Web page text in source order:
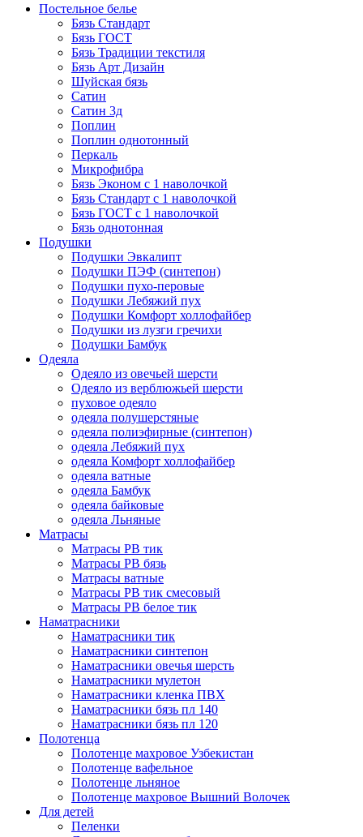
Постельное белье
Бязь Стандарт
Бязь ГОСТ
Бязь Традиции текстиля
Бязь Арт Дизайн
Шуйская бязь
Сатин
Сатин 3д
Поплин
Поплин однотонный
Перкаль
Микрофибра
Бязь Эконом с 1 наволочкой
Бязь Стандарт с 1 наволочкой
Бязь ГОСТ с 1 наволочкой
Бязь однотонная
Подушки
Подушки Эвкалипт
Подушки ПЭФ (синтепон)
Подушки пухо-перовые
Подушки Лебяжий пух
Подушки Комфорт холлофайбер
Подушки из лузги гречихи
Подушки Бамбук
Одеяла
Одеяло из овечьей шерсти
Одеяло из верблюжьей шерсти
пуховое одеяло
одеяла полушерстяные
одеяла полиэфирные (синтепон)
одеяла Лебяжий пух
одеяла Комфорт холлофайбер
одеяла ватные
одеяла Бамбук
одеяла байковые
одеяла Льняные
Матрасы
Матрасы РВ тик
Матрасы РВ бязь
Матрасы ватные
Матрасы РВ тик смесовый
Матрасы РВ белое тик
Наматрасники
Наматрасники тик
Наматрасники синтепон
Наматрасники овечья шерсть
Наматрасники мулетон
Наматрасники кленка ПВХ
Наматрасники бязь пл 140
Наматрасники бязь пл 120
Полотенца
Полотенце махровое Узбекистан
Полотенце вафельное
Полотенце льняное
Полотенце махровое Вышний Волочек
Для детей
Пеленки